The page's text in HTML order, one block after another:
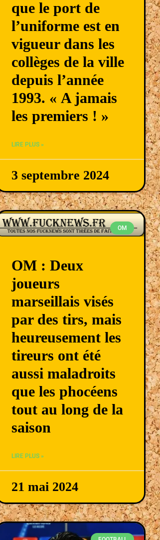
que le port de
l’uniforme est en
vigueur dans les
collèges de la ville
depuis l’année
1993. « A jamais
les premiers ! »
LIRE PLUS »
3 septembre 2024
OM
OM : Deux
joueurs
marseillais visés
par des tirs, mais
heureusement les
tireurs ont été
aussi maladroits
que les phocéens
tout au long de la
saison
LIRE PLUS »
21 mai 2024